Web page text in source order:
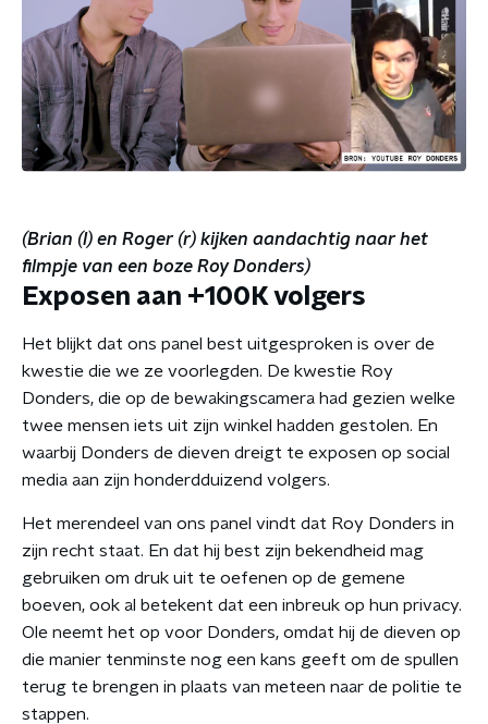
(Brian (l) en Roger (r) kijken aandachtig naar het
filmpje van een boze Roy Donders)
Exposen aan +100K volgers
Het blijkt dat ons panel best uitgesproken is over de
kwestie die we ze voorlegden. De kwestie Roy
Donders, die op de bewakingscamera had gezien welke
twee mensen iets uit zijn winkel hadden gestolen. En
waarbij Donders de dieven dreigt te exposen op social
media aan zijn honderdduizend volgers.
Het merendeel van ons panel vindt dat Roy Donders in
zijn recht staat. En dat hij best zijn bekendheid mag
gebruiken om druk uit te oefenen op de gemene
boeven, ook al betekent dat een inbreuk op hun privacy.
Ole neemt het op voor Donders, omdat hij de dieven op
die manier tenminste nog een kans geeft om de spullen
terug te brengen in plaats van meteen naar de politie te
stappen.